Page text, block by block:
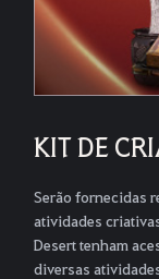
KIT DE
Serão fornecidas
atividades
Desert tenham
diversas